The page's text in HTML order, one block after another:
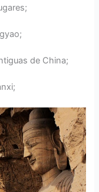
de China;